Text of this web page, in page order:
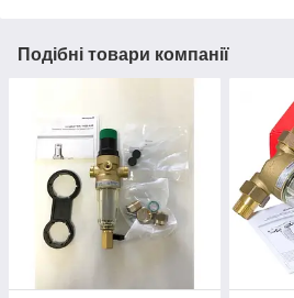
Подібні товари компанії